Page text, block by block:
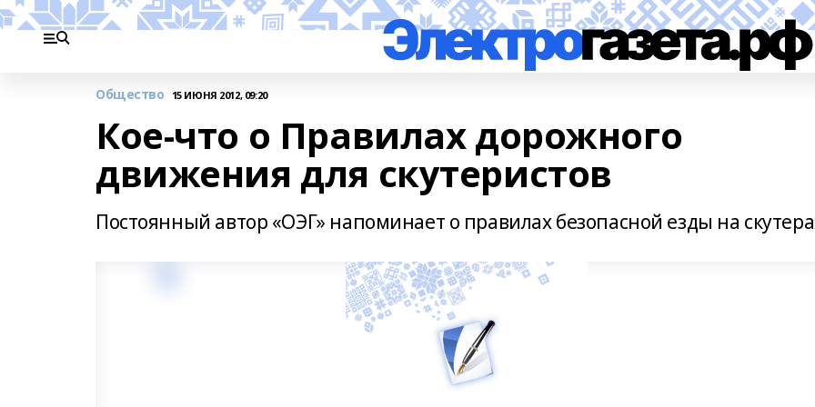
Общество 15 ИЮНЯ 2012, 09:20
Кое-что о Правилах дорожного
движения для скутеристов
Постоянный автор «ОЭГ» напоминает о правилах безопасной езды на